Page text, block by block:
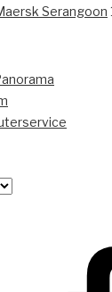
Serangoon